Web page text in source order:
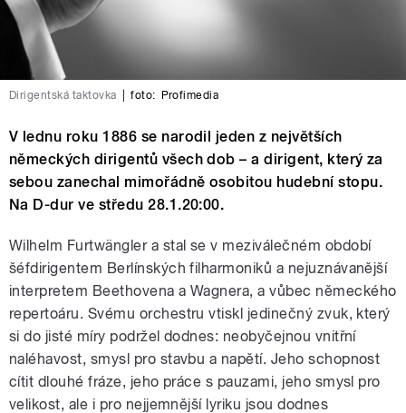
Dirigentská taktovka foto: Profimedia
V lednu roku 1886 se narodil jeden z největších
německých dirigentů všech dob – a dirigent, který za
sebou zanechal mimořádně osobitou hudební stopu.
Na D-dur ve středu 28.1.20:00.
Wilhelm Furtwängler a stal se v meziválečném období
šéfdirigentem Berlínských filharmoniků a nejuznávanější
interpretem Beethovena a Wagnera, a vůbec německého
repertoáru. Svému orchestru vtiskl jedinečný zvuk, který
si do jisté míry podržel dodnes: neobyčejnou vnitřní
naléhavost, smysl pro stavbu a napětí. Jeho schopnost
cítit dlouhé fráze, jeho práce s pauzami, jeho smysl pro
velikost, ale i pro nejjemnější lyriku jsou dodnes